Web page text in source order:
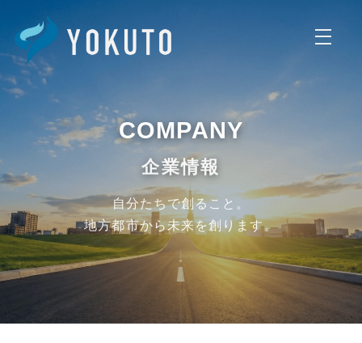
株式会社ヨクトはシステム
COMPANY
企業情報
自分たちで創ること。
地方都市から未来を創ります。